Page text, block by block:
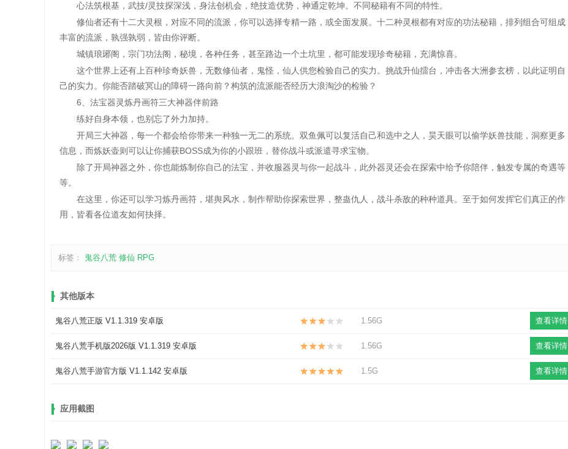
心法筑根基，武技/灵技探深浅，身法创机会，绝技造优势，神通定乾坤。不同秘籍有不同的特性。
修仙者还有十二大灵根，对应不同的流派，你可以选择专精一路，或全面发展。十二种灵根都有对应的功法秘籍，排列组合可组成
丰富的流派，孰强孰弱，皆由你评断。
城镇琅琊阁，宗门功法阁，秘境，各种任务，甚至路边一个土坑里，都可能发现珍奇秘籍，充满惊喜。
这个世界上还有上百种珍奇妖兽，无数修仙者，鬼怪，仙人供您检验自己的实力。挑战升仙擂台，冲击各大洲参玄榜，以此证明自
己的实力。你能否踏破冥山的障碍一路向前？构筑的流派能否经历大浪淘沙的检验？
6、法宝器灵炼丹画符三大神器伴前路
练好自身本领，也别忘了外力加持。
开局三大神器，每一个都会给你带来一种独一无二的系统。双鱼佩可以复活自己和选中之人，昊天眼可以偷学妖兽技能，洞察更多
信息，而炼妖壶则可以让你捕获BOSS成为你的小跟班，替你战斗或派遣寻求宝物。
除了开局神器之外，你也能炼制你自己的法宝，并收服器灵与你一起战斗，此外器灵还会在探索中给予你陪伴，触发专属的奇遇等
等。
在这里，你还可以学习炼丹画符，堪舆风水，制作帮助你探索世界，整蛊仇人，战斗杀敌的种种道具。至于如何发挥它们真正的作
用，皆看各位道友如何抉择。
标签： 鬼谷八荒 修仙 RPG
其他版本
查看详情
鬼谷八荒正版 V1.1.319 安卓版 1.56G
查看详情
鬼谷八荒手机版2026版 V1.1.319 安卓版 1.56G
查看详情
鬼谷八荒手游官方版 V1.1.142 安卓版 1.5G
应用截图